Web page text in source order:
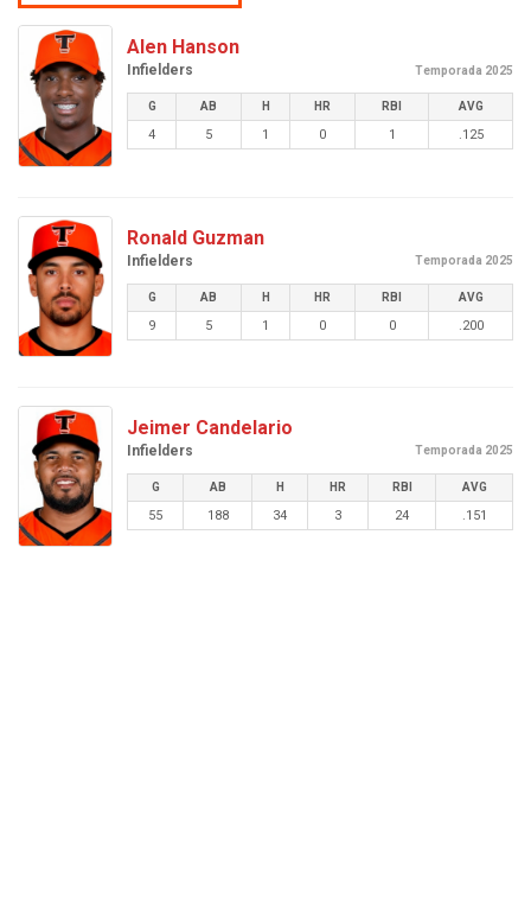
Alen Hanson
Infielders Temporada 2025
G AB H HR RBI AVG
4 5 1 0 1 .125
Ronald Guzman
Infielders Temporada 2025
G AB H HR RBI AVG
9 5 1 0 0 .200
Jeimer Candelario
Infielders Temporada 2025
G AB H HR RBI AVG
55 188 34 3 24 .151